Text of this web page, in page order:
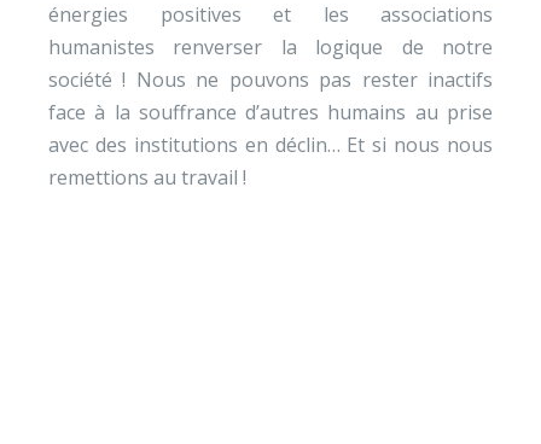
énergies positives et les associations
humanistes renverser la logique de notre
société ! Nous ne pouvons pas rester inactifs
face à la souffrance d’autres humains au prise
avec des institutions en déclin… Et si nous nous
remettions au travail !